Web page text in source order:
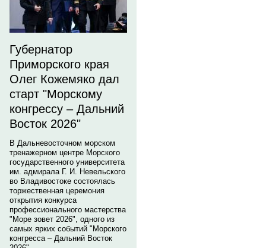
Губернатор
Приморского края
Олег Кожемяко дал
старт "Морскому
конгрессу – Дальний
Восток 2026"
В Дальневосточном морском
тренажерном центре Морского
государственного университета
им. адмирала Г. И. Невельского
во Владивостоке состоялась
торжественная церемония
открытия конкурса
профессионального мастерства
"Море зовет 2026", одного из
самых ярких событий "Морского
конгресса – Дальний Восток